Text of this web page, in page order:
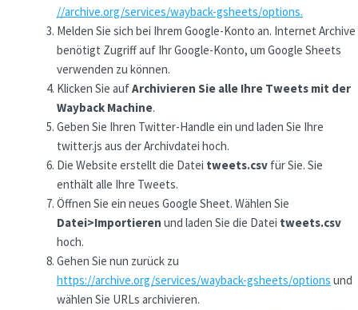
//archive.org/services/wayback-gsheets/options.
Melden Sie sich bei Ihrem Google-Konto an. Internet Archive
benötigt Zugriff auf Ihr Google-Konto, um Google Sheets
verwenden zu können.
Klicken Sie aufArchivieren Sie alle Ihre Tweets mit der
Wayback Machine.
Geben Sie Ihren Twitter-Handle ein und laden Sie Ihre
twitter.js aus der Archivdatei hoch.
Die Website erstellt die Datei tweets.csv für Sie. Sie
enthält alle Ihre Tweets.
Öffnen Sie ein neues Google Sheet. Wählen Sie
Datei>Importieren und laden Sie die Datei tweets.csv
hoch.
Gehen Sie nun zurück zu
https://archive.org/services/wayback-gsheets/options und
wählen Sie URLs archivieren.